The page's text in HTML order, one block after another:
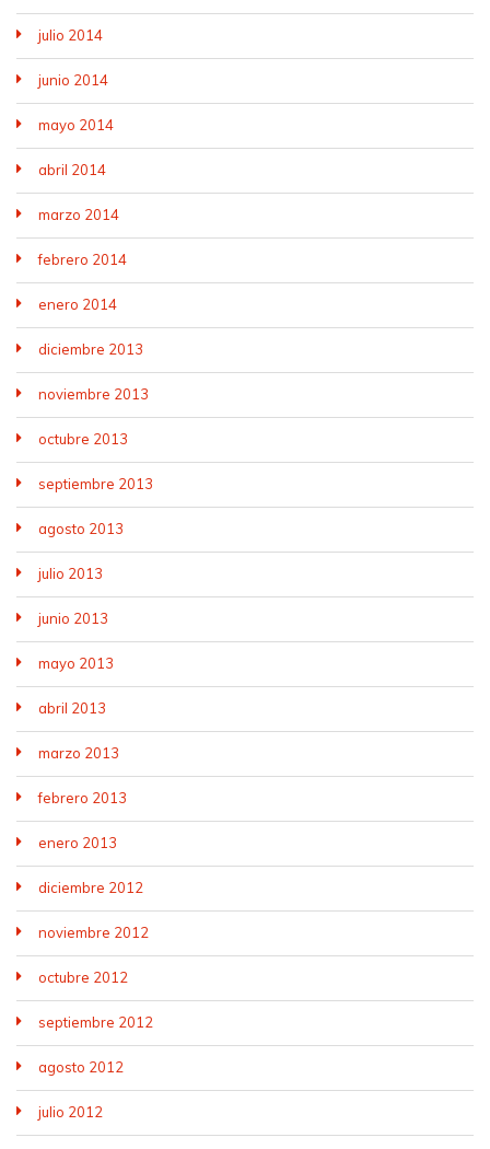
julio 2014
junio 2014
mayo 2014
abril 2014
marzo 2014
febrero 2014
enero 2014
diciembre 2013
noviembre 2013
octubre 2013
septiembre 2013
agosto 2013
julio 2013
junio 2013
mayo 2013
abril 2013
marzo 2013
febrero 2013
enero 2013
diciembre 2012
noviembre 2012
octubre 2012
septiembre 2012
agosto 2012
julio 2012